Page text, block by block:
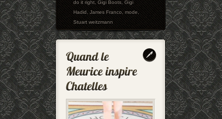
do it right,Gigi Boots,Gigi
Hadid,James Franco,mode,
Stuart weitzmann